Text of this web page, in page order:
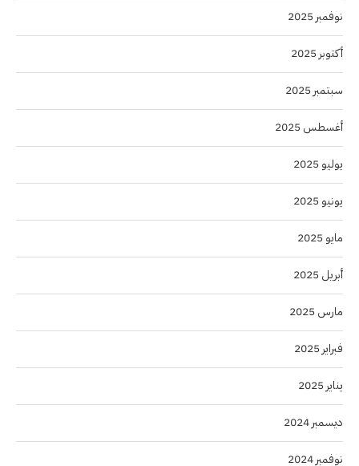
نوفمبر 2025
أكتوبر 2025
سبتمبر 2025
أغسطس 2025
يوليو 2025
يونيو 2025
مايو 2025
أبريل 2025
مارس 2025
فبراير 2025
يناير 2025
ديسمبر 2024
نوفمبر 2024